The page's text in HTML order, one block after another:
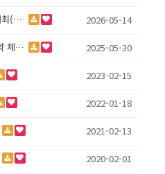
2026년도 제24회 한청문화제 개최(대구광역시지부 주관) 2026-05-14
비슬산유스호스텔(아젤리아)협약 체결 안내문 2025-05-30
2023-02-15
2022-01-18
2021-02-13
2020-02-01